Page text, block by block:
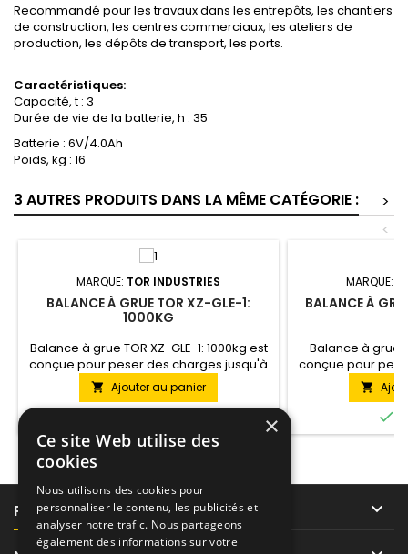
Recommandé pour les travaux dans les entrepôts, les chantiers
de construction, les centres commerciaux, les ateliers de
production, les dépôts de transport, les ports.
Caractéristiques:
Capacité, t : 3
Durée de vie de la batterie, h : 35
Batterie : 6V/4.0Ah
Poids, kg : 16
3 AUTRES PRODUITS DANS LA MÊME CATÉGORIE :
>
<
MARQUE: TOR INDUSTRIES
BALANCE À GRUE TOR XZ-GLE-1:
1000KG
Balance à grue TOR XZ-GLE-1: 1000kg est
conçue pour peser des charges jusqu'à
1 tonne à l'aide d'un palan ou d'une grue.
 Ajouter au panier
MARQUE:
BALANCE À
Balance à grue
conçue pour
5 tonnes à


PRODUITS 
×
Ce site Web utilise des
cookies
Nous utilisons des cookies pour
personnaliser le contenu, les publicités et
analyser notre trafic. Nous partageons
également des informations sur votre